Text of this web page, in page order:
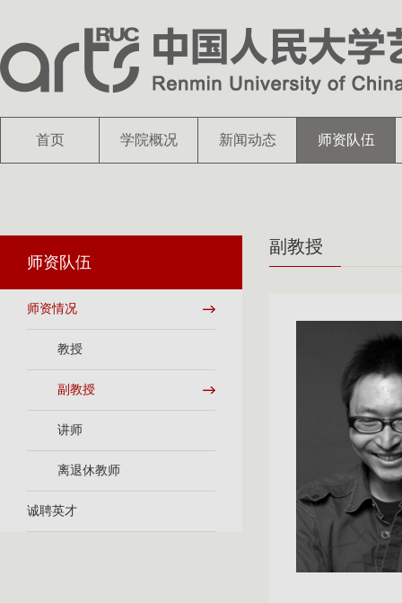
首页 学院概况 新闻动态 师资队伍
师资队伍
师资情况
教授
副教授
讲师
离退休教师
诚聘英才
副教授